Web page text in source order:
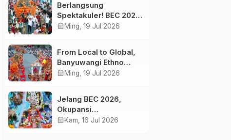
Berlangsung
Spektakuler! BEC 2026
Padukan Nilai Sejarah,
calendar_month Ming, 19 Jul 2026
From Local to Global,
Banyuwangi Ethno
Carnival Buktikan
calendar_month Ming, 19 Jul 2026
Jelang BEC 2026,
Okupansi
Penerbangan Jakarta-
calendar_month Kam, 16 Jul 2026